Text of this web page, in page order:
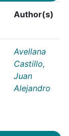
Author(s)
Avellana
Castillo,
Juan
Alejandro